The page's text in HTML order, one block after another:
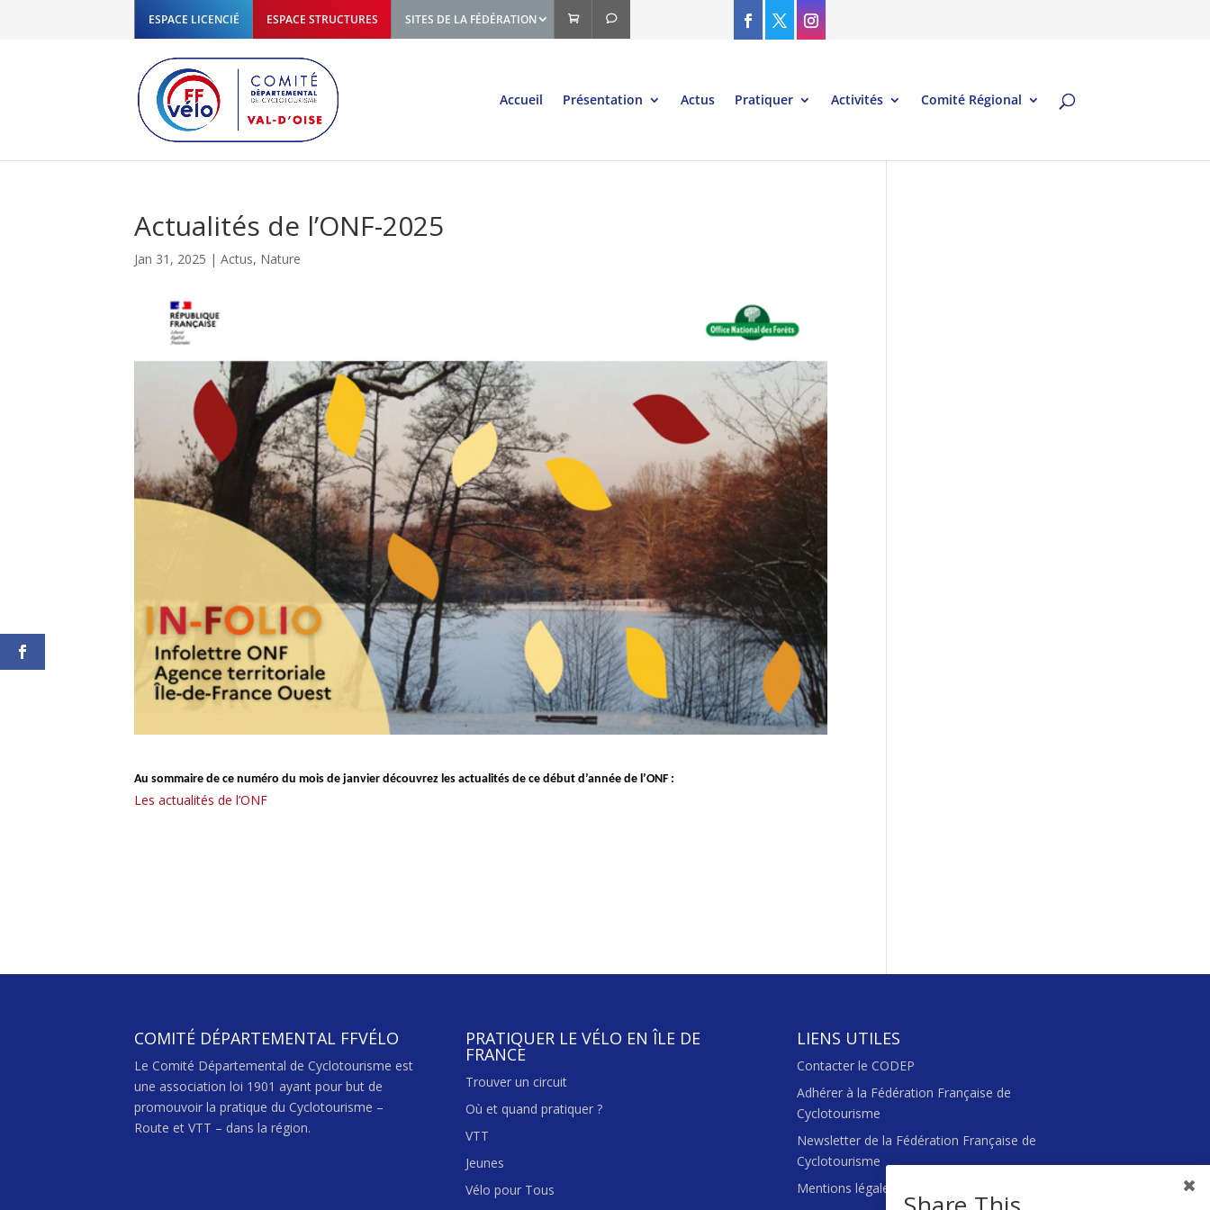
ESPACE LICENCIÉ ESPACE STRUCTURES SITES DE LA FÉDÉRATION
Accueil Présentation Actus Pratiquer Activités Comité Régional
Actualités de l’ONF-2025
Jan 31, 2025 |Actus, Nature
Au sommaire de ce numéro du mois de janvier découvrez les actualités de ce début d’année de l’ONF :
Les actualités de l’ONF
COMITÉ DÉPARTEMENTAL FFVÉLO
Le Comité Départemental de Cyclotourisme est
une association loi 1901 ayant pour but de
promouvoir la pratique du Cyclotourisme –
Route et VTT – dans la région.
PRATIQUER LE VÉLO EN ÎLE DE
FRANCE
Trouver un circuit
Où et quand pratiquer ?
VTT
Jeunes
Vélo pour Tous
LIENS UTILES
Contacter le CODEP
Adhérer à la Fédération Française de
Cyclotourisme
Newsletter de la Fédération Française de
Cyclotourisme
Mentions légales